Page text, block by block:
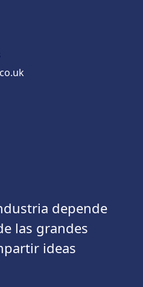
depende
las grandes
ideas